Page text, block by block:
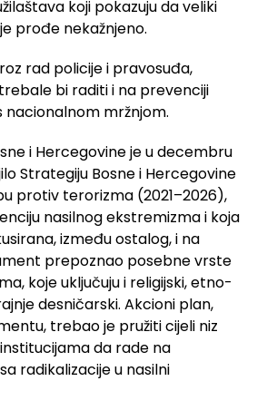
koji pokazuju da veliki
prođe nekažnjeno.
rad policije i pravosuđa,
bi raditi i na prevenciji
nacionalnom mržnjom.
i Hercegovine je u decembru
Strategiju Bosne i Hercegovine
protiv terorizma (2021–2026),
nasilnog ekstremizma i koja
između ostalog, i na
prepoznao posebne vrste
koje uključuju i religijski, etno-
desničarski. Akcioni plan,
trebao je pružiti cijeli niz
da rade na
radikalizacije u nasilni